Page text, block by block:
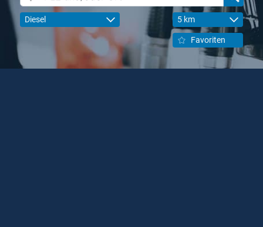
Diesel 5 km
Favoriten